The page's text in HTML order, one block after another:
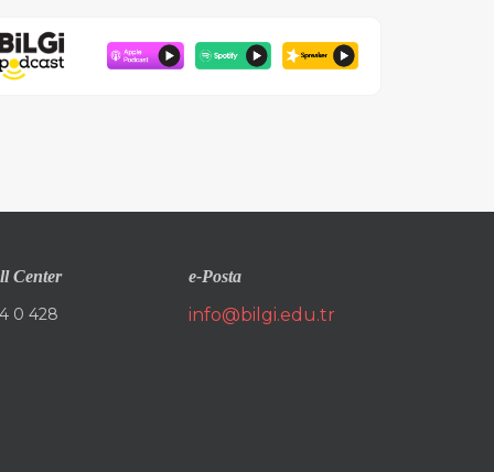
Center
0 428
e-Posta
info@bilgi.edu.tr